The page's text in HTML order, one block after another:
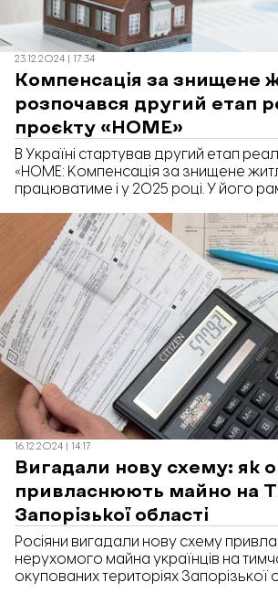
23.12.2024 | 17:34
Компенсація за знищене
розпочався другий етап
проєкту «HOME»
В Україні стартував другий етап
«HOME: Компенсація за знищене
працюватиме і у 2025 році. У його
сертифікатів.
16.12.2024 | 14:17
Вигадали нову схему: як
привласнюють майно на
Запорізької області
Росіяни вигадали нову схему
нерухомого майна українців на
окупованих територіях Запорізької